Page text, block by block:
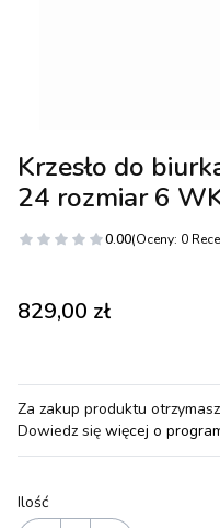
Krzesło do
24 rozmiar 6
0.00(Oceny: 0
Cena
829,00 zł
Za zakup produktu otrzymasz
Dowiedz się więcej o
Ilość